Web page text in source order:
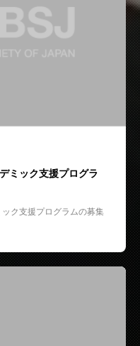
ミック支援プログラ
ク支援プログラムの募集